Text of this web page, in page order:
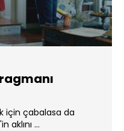
için çabalasa da
aklını ...